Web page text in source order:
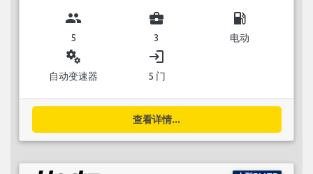
group
5
business_center
3
local_gas_station
电动
miscellaneous_services
自动变速器
login
5 门
查看详情...